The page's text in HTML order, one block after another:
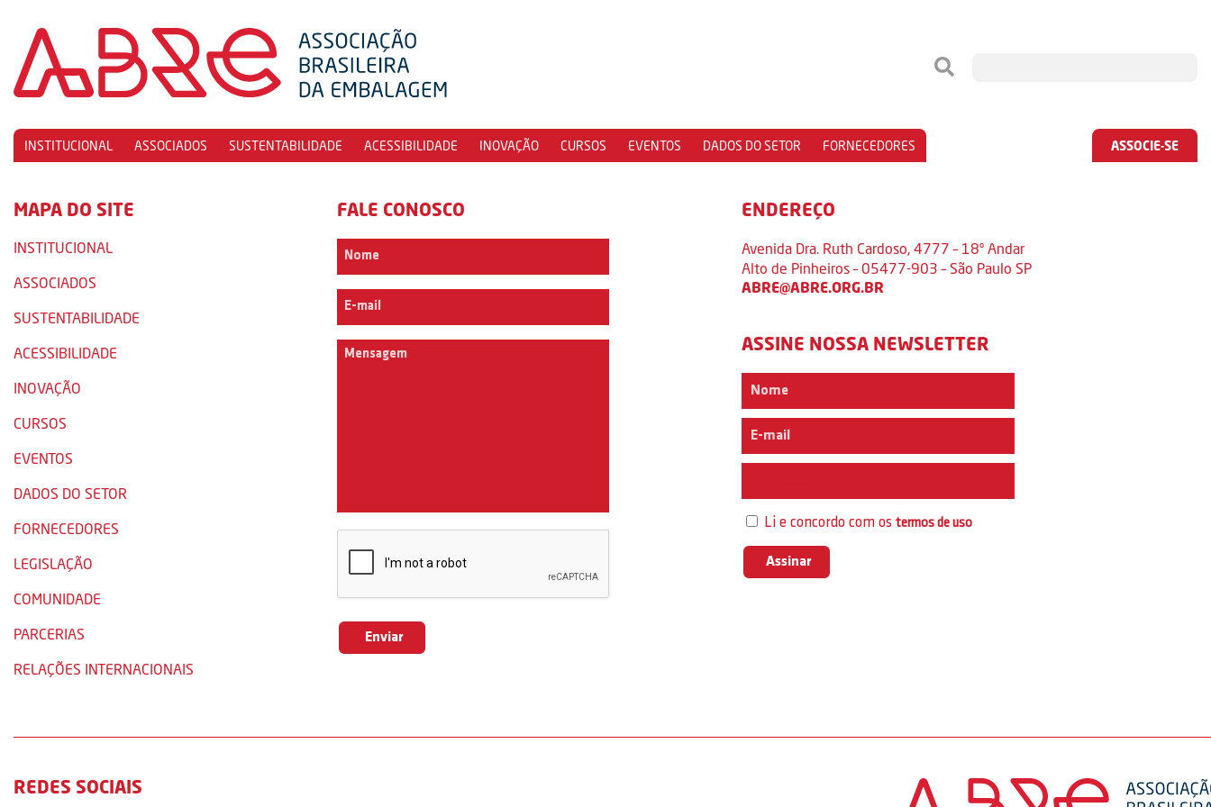
INSTITUCIONAL ASSOCIADOS SUSTENTABILIDADE ACESSIBILIDADE INOVAÇÃO CURSOS EVENTOS DADOS DO SETOR FORNECEDORES ASSOCIE-SE
MAPA DO SITE
INSTITUCIONAL
ASSOCIADOS
SUSTENTABILIDADE
ACESSIBILIDADE
INOVAÇÃO
CURSOS
EVENTOS
DADOS DO SETOR
FORNECEDORES
LEGISLAÇÃO
COMUNIDADE
PARCERIAS
RELAÇÕES INTERNACIONAIS
FALE CONOSCO ENDEREÇO
Avenida Dra. Ruth Cardoso, 4777 – 18º Andar
Alto de Pinheiros – 05477-903 – São Paulo SP
ABRE@ABRE.ORG.BR
ASSINE NOSSA NEWSLETTER
Li e concordo com ostermos de uso
REDES SOCIAIS